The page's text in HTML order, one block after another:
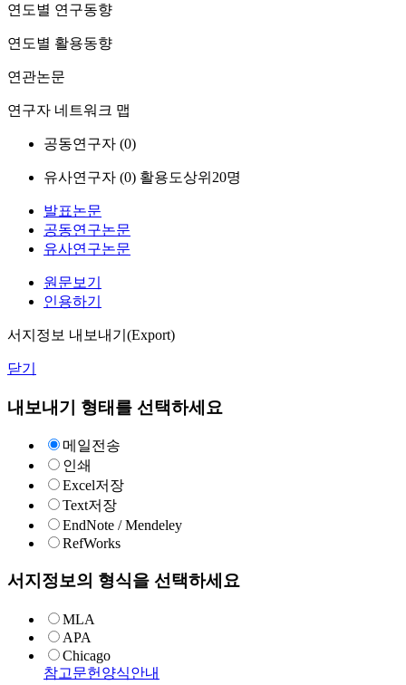
연도별 연구동향
연도별 활용동향
연관논문
연구자 네트워크 맵
공동연구자 (0)
유사연구자 (0) 활용도상위20명
발표논문
공동연구논문
유사연구논문
원문보기
인용하기
서지정보 내보내기(Export)
닫기
내보내기 형태를 선택하세요
메일전송
인쇄
Excel저장
Text저장
EndNote / Mendeley
RefWorks
서지정보의 형식을 선택하세요
MLA
APA
Chicago
참고문헌양식안내